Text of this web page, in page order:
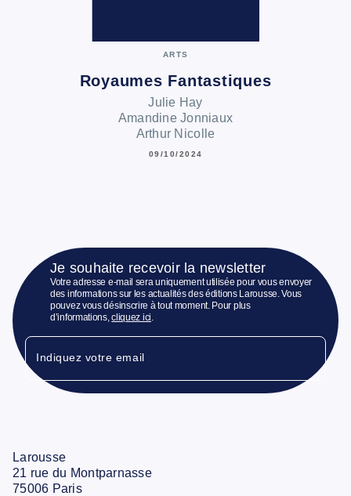
ARTS
Royaumes Fantastiques
Julie Hay
Amandine Jonniaux
Arthur Nicolle
09/10/2024
Je souhaite recevoir la newsletter
Votre adresse e-mail sera uniquement utilisée pour vous envoyer
des informations sur les actualités des éditions Larousse. Vous
pouvez vous désinscrire à tout moment. Pour plus
d’informations,cliquez ici
Indiquez votre email
Larousse
21 rue du Montparnasse
75006 Paris